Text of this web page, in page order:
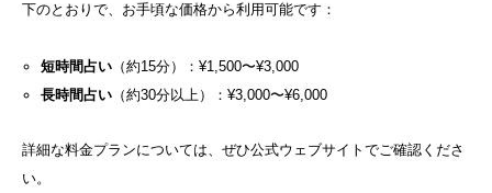
下のとおりで、お手頃な価格から利用可能です：
短時間占い（約15分）：¥1,500〜¥3,000
長時間占い（約30分以上）：¥3,000〜¥6,000
詳細な料金プランについては、ぜひ公式ウェブサイトでご確認くださ
い。